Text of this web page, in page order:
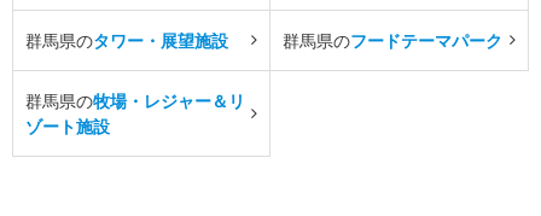
群馬県のタワー・展望施設 群馬県のフードテーマパーク
群馬県の牧場・レジャー＆リ
ゾート施設